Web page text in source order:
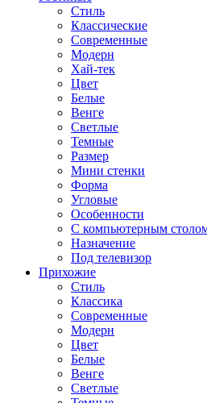
Стиль
Классические
Современные
Модерн
Хай-тек
Цвет
Белые
Венге
Светлые
Темные
Размер
Мини стенки
Форма
Угловые
Особенности
С компьютерным
Назначение
Под телевизор
Прихожие
Стиль
Классика
Современные
Модерн
Цвет
Белые
Венге
Светлые